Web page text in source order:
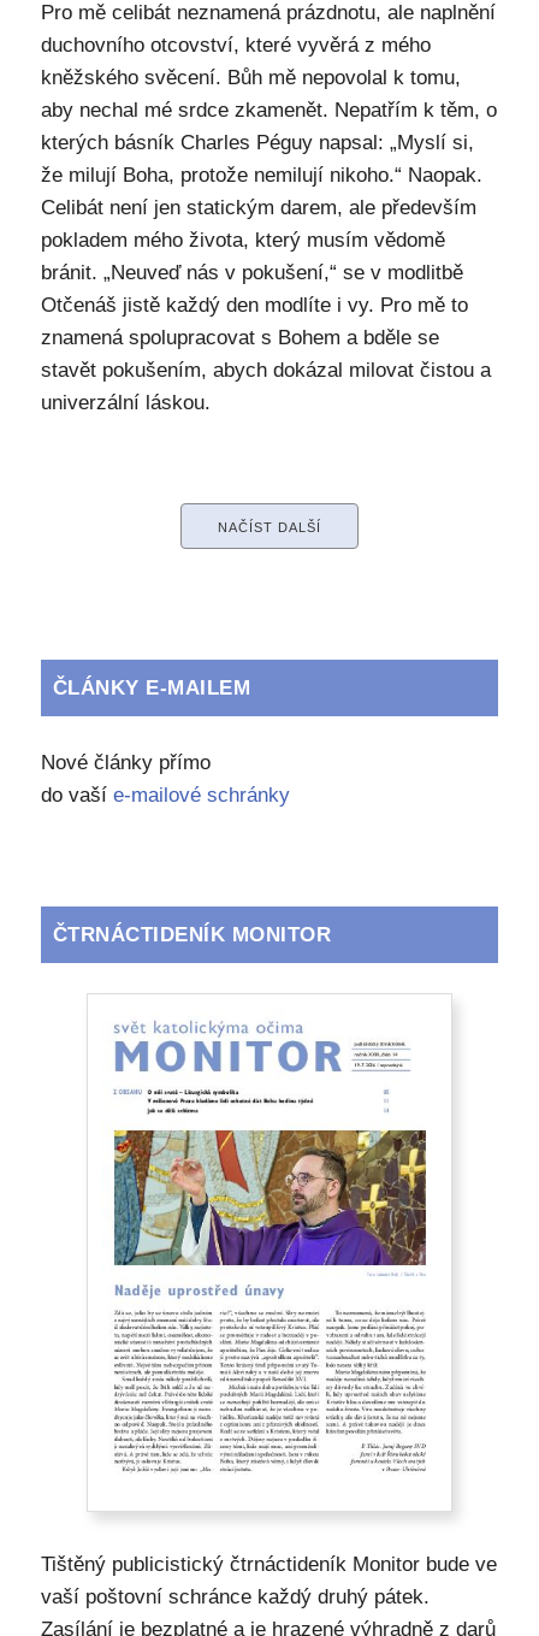
Pro mě celibát neznamená prázdnotu, ale naplnění
duchovního otcovství, které vyvěrá z mého
kněžského svěcení. Bůh mě nepovolal k tomu,
aby nechal mé srdce zkamenět. Nepatřím k těm, o
kterých básník Charles Péguy napsal: „Myslí si,
že milují Boha, protože nemilují nikoho.“ Naopak.
Celibát není jen statickým darem, ale především
pokladem mého života, který musím vědomě
bránit. „Neuveď nás v pokušení,“ se v modlitbě
Otčenáš jistě každý den modlíte i vy. Pro mě to
znamená spolupracovat s Bohem a bděle se
stavět pokušením, abych dokázal milovat čistou a
univerzální láskou.
NAČÍST DALŠÍ
ČLÁNKY E-MAILEM
Nové články přímo
do vaší e-mailové schránky
ČTRNÁCTIDENÍK MONITOR
Tištěný publicistický čtrnáctideník Monitor bude ve
vaší poštovní schránce každý druhý pátek.
Zasílání je bezplatné a je hrazené výhradně z darů